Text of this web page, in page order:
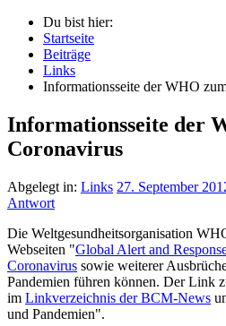
Du bist hier:
Startseite
Beiträge
Links
Informationsseite der WHO
Informationsseite der
Coronavirus
Abgelegt in: Links 27. September
Antwort
Die Weltgesundheitsorganisation
Webseiten "Global Alert and
Coronavirus sowie weiterer
Pandemien führen können. Der Link
im Linkverzeichnis der BCM-News
und Pandemien".